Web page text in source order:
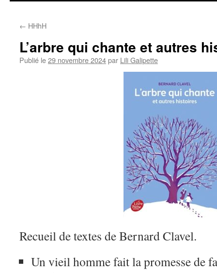
contenu
← HHhH
L’arbre qui chante et autres
Publié le29 novembre 2024par Lili Galipette
Recueil de textes de Bernard Clavel.
Un vieil homme fait la promesse de